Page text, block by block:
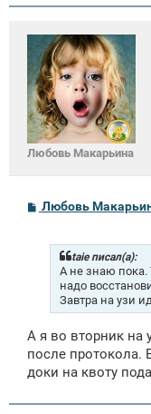
Любовь Макарьина
С
Любовь
taie писал(а):
А не знаю
надо
Завтра на узи
А я во вторник на
после протокола.
доки на квоту